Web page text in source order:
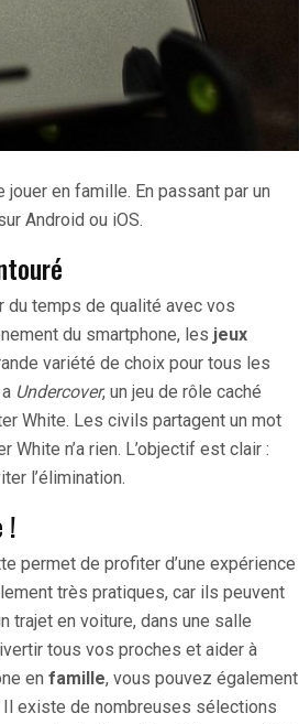
en famille. En passant par un
Android ou iOS.
du temps de qualité avec vos
du smartphone, les jeux
variété de choix pour tous les
Undercover, un jeu de rôle caché
White. Les civils partagent un mot
n’a rien. L’objectif est clair :
l’élimination.
!
permet de profiter d’une expérience
très pratiques, car ils peuvent
trajet en voiture, dans une salle
tous vos proches et aider à
en famille, vous pouvez également
existe de nombreuses sélections